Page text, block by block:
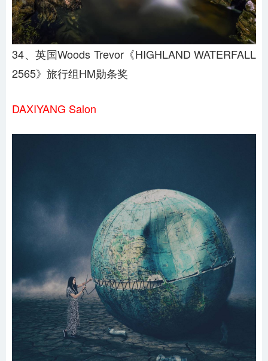
34、英国Woods Trevor《HIGHLAND WATERFALL
2565》旅行组HM勋条奖
DAXIYANG Salon